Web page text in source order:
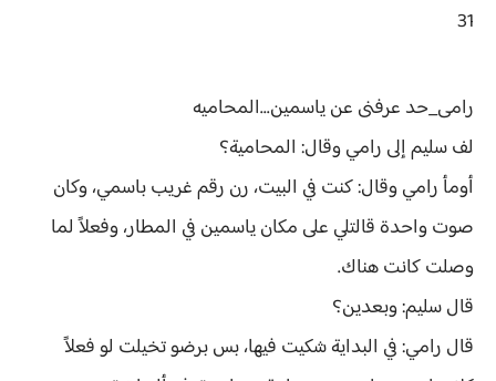
31
رامى_حد عرفنى عن ياسمين...المحاميه
لف سليم إلى رامي وقال: المحامية؟
أومأ رامي وقال: كنت في البيت، رن رقم غريب باسمي، وكان
صوت واحدة قالتلي على مكان ياسمين في المطار، وفعلاً لما
وصلت كانت هناك.
قال سليم: وبعدين؟
قال رامي: في البداية شكيت فيها، بس برضو تخيلت لو فعلاً